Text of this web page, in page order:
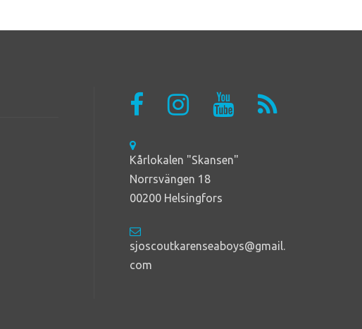
Kårlokalen "Skansen"
Norrsvängen 18
00200 Helsingfors
sjoscoutkarenseaboys@gmail.
com